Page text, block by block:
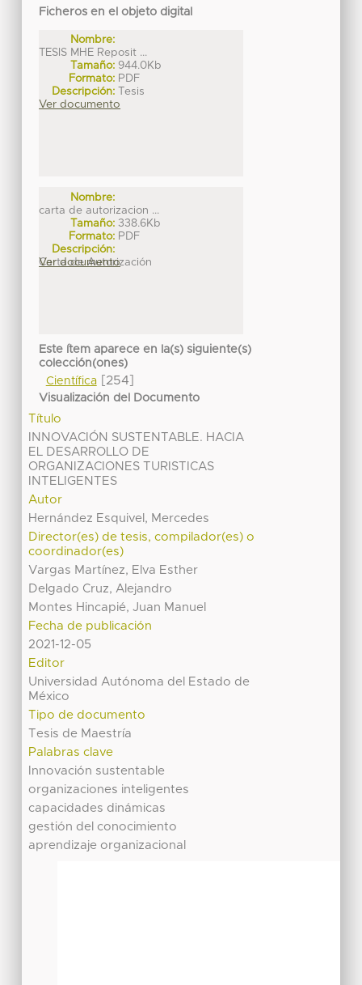
Ficheros en el objeto digital
Nombre:
TESIS MHE Reposit ...
Tamaño: 944.0Kb
Formato: PDF
Descripción:
Tesis
Ver documento
Nombre:
carta de autorizacion ...
Tamaño: 338.6Kb
Formato: PDF
Descripción:
Carta de Autorización
Ver documento
Este ítem aparece en la(s) siguiente(s)
colección(ones)
Científica[254]
Visualización del Documento
Título
INNOVACIÓN SUSTENTABLE. HACIA
EL DESARROLLO DE
ORGANIZACIONES TURISTICAS
INTELIGENTES
Autor
Hernández Esquivel, Mercedes
Director(es) de tesis, compilador(es) o
coordinador(es)
Vargas Martínez, Elva Esther
Delgado Cruz, Alejandro
Montes Hincapié, Juan Manuel
Fecha de publicación
2021-12-05
Editor
Universidad Autónoma del Estado de
México
Tipo de documento
Tesis de Maestría
Palabras clave
Innovación sustentable
organizaciones inteligentes
capacidades dinámicas
gestión del conocimiento
aprendizaje organizacional